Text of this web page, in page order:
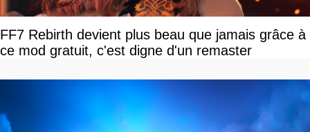
FF7 Rebirth devient plus beau que jamais grâce à
ce mod gratuit, c'est digne d'un remaster